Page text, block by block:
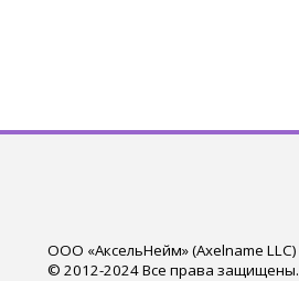
ООО «АксельНейм» (Axelname LLC)
© 2012-2024 Все права защищены.